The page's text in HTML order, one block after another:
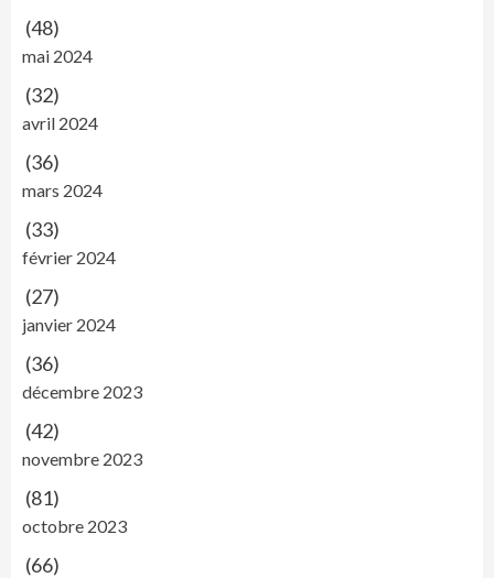
(48)
mai 2024
(32)
avril 2024
(36)
mars 2024
(33)
février 2024
(27)
janvier 2024
(36)
décembre 2023
(42)
novembre 2023
(81)
octobre 2023
(66)